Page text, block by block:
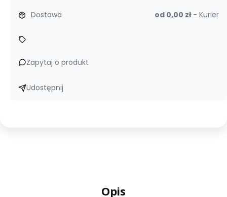
Dostawa od 0,00 zł - Kurier
Zapytaj o produkt
Udostępnij
Opis